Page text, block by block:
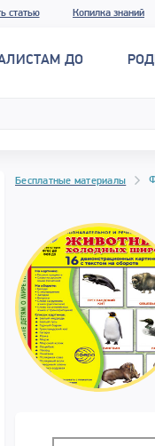
статью Копилка знаний
ДО
Бесплатные материалы